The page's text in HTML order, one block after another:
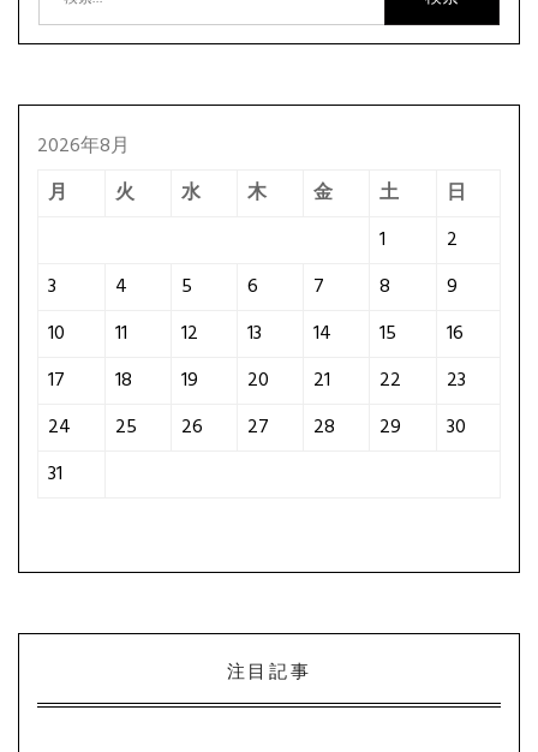
2026年8月
月
火 水 木 金 土
日
1
2
3
4 5 6 7 8
9
10
11 12 13 14 15
16
17
18 19 20 21 22
23
24
25 26 27 28 29
30
31
注目記事